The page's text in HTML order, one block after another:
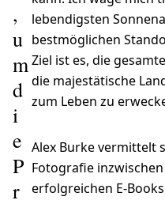
,
u
m
d
i
e
P
r
lebendigsten
bestmöglichen
Ziel ist es, die
die majestätische
zum Leben zu
Alex Burke vermittelt
Fotografie
erfolgreichen E-